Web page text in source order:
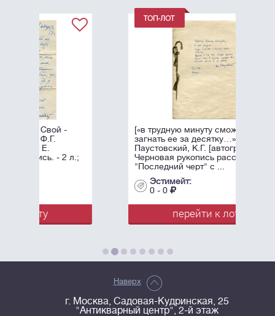
[«в трудную минуту сможете
загнать ее за десятку…»]
Паустовский, К.Г. [автограф].
Черновая рукопись рассказа
"Последний черт" с ...
перейти к лоту
Наверх
г. Москва, Садовая-Кудринская, 25
"Антикварный центр", 2-й этаж